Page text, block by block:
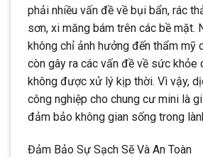
phải nhiều vấn đề về bụi bẩn, rác
sơn, xi măng bám trên các bề mặt.
không chỉ ảnh hưởng đến thẩm mỹ
còn gây ra các vấn đề về sức khỏe
không được xử lý kịp thời. Vì vậy,
công nghiệp cho chung cư mini là
đảm bảo không gian sống trong
Đảm Bảo Sự Sạch Sẽ Và An Toàn